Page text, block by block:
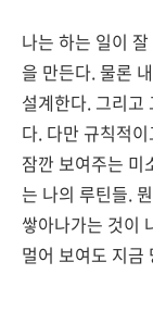
나는 하는 일이
을 만든다. 물론
설계한다. 그리고
다. 다만 규칙적
잠깐 보여주는 미
는 나의 루틴들.
쌓아나가는 것이
멀어 보여도 지금